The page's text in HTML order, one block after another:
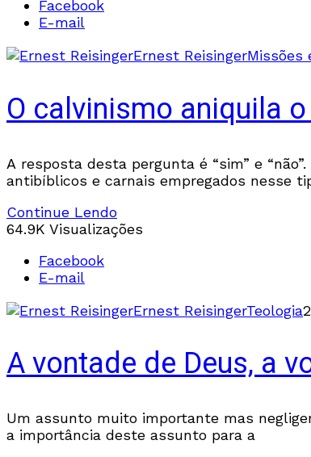
Facebook
E-mail
Ernest ReisingerMissões
O calvinismo aniquila
A resposta desta pergunta é “sim” e
antibíblicos e carnais empregados nesse
Continue Lendo
64.9K Visualizações
Facebook
E-mail
Ernest ReisingerTeologia
A vontade de Deus, a
Um assunto muito importante mas
a importância deste assunto para a